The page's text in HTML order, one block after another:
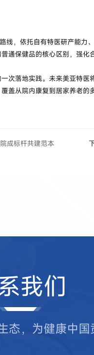
线，依托自有特医研产能
通保健品的核心区别，强
次落地实践。未来美亚特
盖从院内康复到居家养老
成标杆共建范本
我们
态，为健康中国